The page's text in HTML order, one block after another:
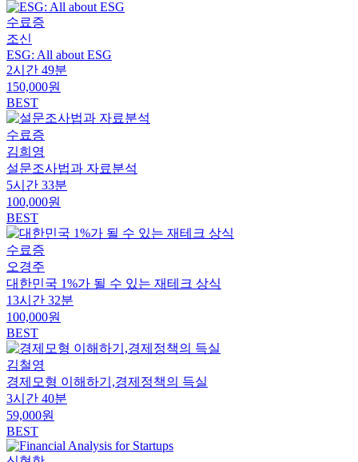
수료증
조신
ESG: All about ESG
2시간 49분
150,000원
BEST
수료증
김희영
설문조사법과 자료분석
5시간 33분
100,000원
BEST
수료증
오경주
대한민국 1%가 될 수 있는 재테크 상식
13시간 32분
100,000원
BEST
김철영
경제모형 이해하기,경제정책의 득실
3시간 40분
59,000원
BEST